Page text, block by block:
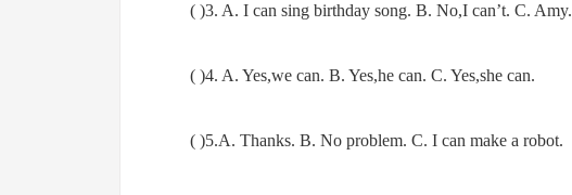
( )3. A. I can sing birthday song. B. No,I can’t. C. Amy.
( )4. A. Yes,we can. B. Yes,he can. C. Yes,she can.
( )5.A. Thanks. B. No problem. C. I can make a robot.